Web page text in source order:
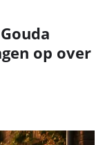
op over